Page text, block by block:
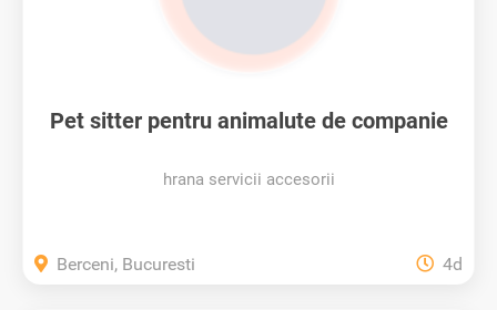
Pet sitter pentru animalute de companie
hrana servicii accesorii
Berceni, Bucuresti 4d